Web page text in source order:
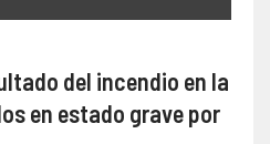
del incendio en la
en estado grave por